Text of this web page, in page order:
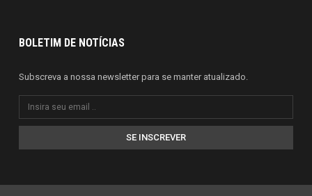
BOLETIM DE NOTÍCIAS
Subscreva a nossa newsletter para se manter atualizado.
SE INSCREVER